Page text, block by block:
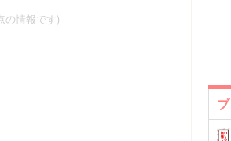
の情報です)